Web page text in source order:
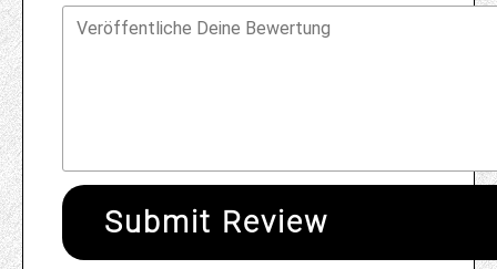
Submit Review